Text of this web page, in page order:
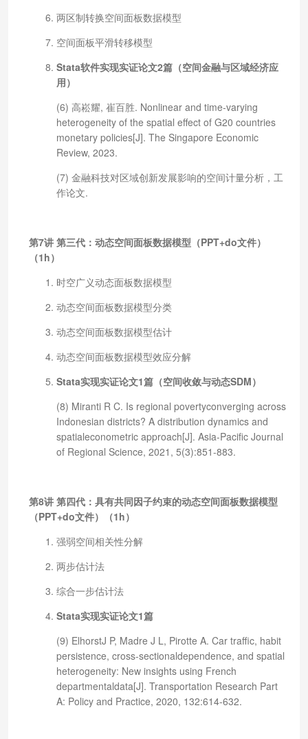
两区制转换空间面板数据模型
空间面板平滑转移模型
Stata软件实现实证论文2篇（空间金融与区域经济应
用）
(6) 高崧耀, 崔百胜. Nonlinear and time-varying
heterogeneity of the spatial effect of G20 countries
monetary policies[J]. The Singapore Economic
Review, 2023.
(7) 金融科技对区域创新发展影响的空间计量分析，工
作论文.
第7讲 第三代：动态空间面板数据模型（PPT+do文件）
（1h）
时空广义动态面板数据模型
动态空间面板数据模型分类
动态空间面板数据模型估计
动态空间面板数据模型效应分解
Stata实现实证论文1篇 （空间收敛与动态SDM）
(8) Miranti R C. Is regional povertyconverging across
Indonesian districts? A distribution dynamics and
spatialeconometric approach[J]. Asia-Pacific Journal
of Regional Science, 2021, 5(3):851-883.
第8讲 第四代：具有共同因子约束的动态空间面板数据模型
（PPT+do文件）（1h）
强弱空间相关性分解
两步估计法
综合一步估计法
Stata实现实证论文1篇
(9) ElhorstJ P, Madre J L, Pirotte A. Car traffic, habit
persistence, cross-sectionaldependence, and spatial
heterogeneity: New insights using French
departmentaldata[J]. Transportation Research Part
A: Policy and Practice, 2020, 132:614-632.